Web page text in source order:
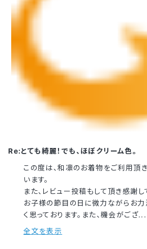
Re:とても綺麗！でも、ほぼクリーム色。
この度は、和凛のお着物をご利用頂
います。
また、レビュー投稿もして頂き感謝し
お子様の節目の日に微力ながらお力
く思っております。また、機会がござ...
全文を表示